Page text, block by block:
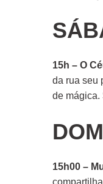
15h – O
da rua seu
de mágica.
15h00 –